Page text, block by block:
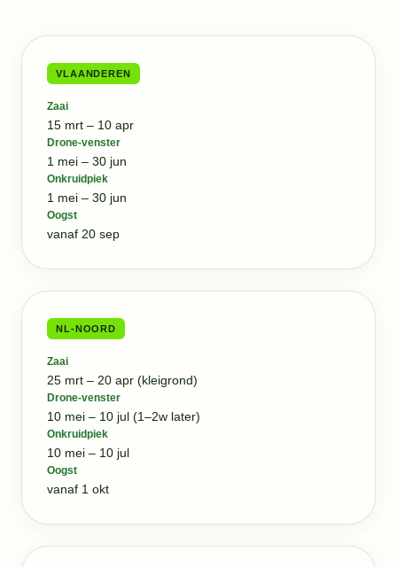
VLAANDEREN
Zaai
15 mrt – 10 apr
Drone-venster
1 mei – 30 jun
Onkruidpiek
1 mei – 30 jun
Oogst
vanaf 20 sep
NL-NOORD
Zaai
25 mrt – 20 apr (kleigrond)
Drone-venster
10 mei – 10 jul (1–2w later)
Onkruidpiek
10 mei – 10 jul
Oogst
vanaf 1 okt